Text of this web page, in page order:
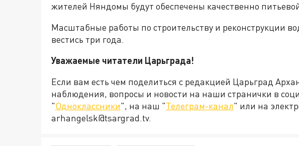
жителей Няндомы будут обеспечены качественно
Масштабные работы по строительству и реконструкции
вестись три года.
Уважаемые читатели Царьграда!
Если вам есть чем поделиться с редакцией Царьград
наблюдения, вопросы и новости на наши странички в
"Одноклассники", на наш "Телеграм-канал" или на
arhangelsk@tsargrad.tv.